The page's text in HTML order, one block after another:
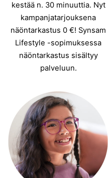
kestää n. 30 minuuttia. Nyt
kampanjatarjouksena
näöntarkastus 0 €! Synsam
Lifestyle -sopimuksessa
näöntarkastus sisältyy
palveluun.